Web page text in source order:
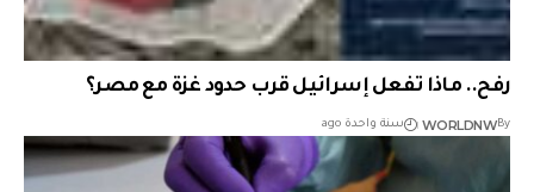
رفح.. ماذا تفعل إسرائيل قرب حدود غزة مع مصر؟
By
WORLDNW سنة واحدة ago